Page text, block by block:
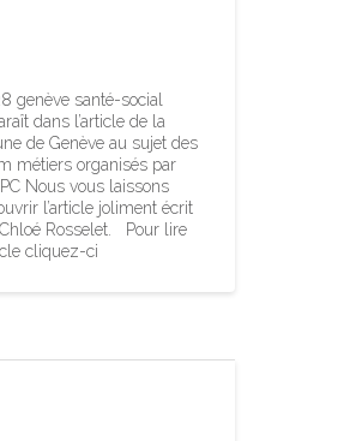
genève santé-social
dans l’article de la
de Genève au sujet des
métiers organisés par
Nous vous laissons
l’article joliment écrit
Rosselet. Pour lire
cliquez-ci